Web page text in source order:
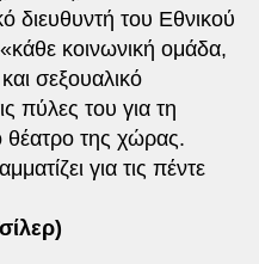
διευθυντή του Εθνικού
κοινωνική ομάδα,
σεξουαλικό
πύλες του για τη
θέατρο της χώρας.
για τις πέντε